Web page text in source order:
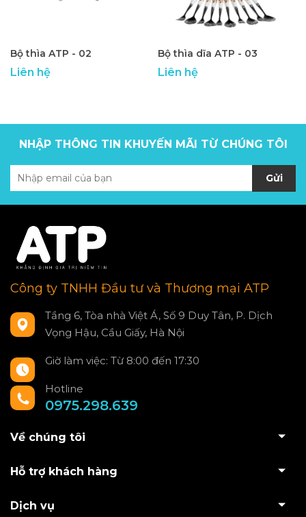
Bộ thìa ATP - 02
Liên hệ
Bộ thìa dĩa ATP - 03
Liên hệ
NHẬP THÔNG TIN KHUYẾN MÃI TỪ CHÚNG TÔI
Gửi
Công ty TNHH Đầu tư và Thương mại ATP
Tầng 6, Tòa nhà Việt Á, Số 9 Duy Tân, P. Dịch
Vọng Hậu, Cầu Giấy, Hà Nội
Giờ làm việc: Từ 8:00 đến 17:30
Hotline
0975.298.639
Về chúng tôi
Hỗ trợ khách hàng
Dịch vụ